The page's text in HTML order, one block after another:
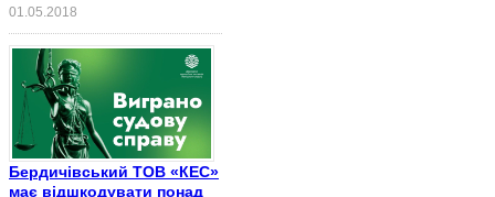
01.05.2018
Бердичівський ТОВ «КЕС»
має відшкодувати понад